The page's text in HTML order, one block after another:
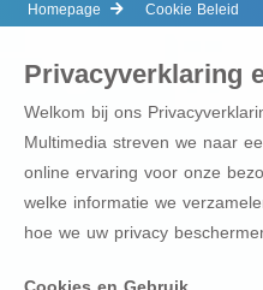
Homepage Cookie Beleid
Privacyverklaring
Welkom bij ons
Multimedia streven we naar
online ervaring voor onze
welke informatie we
hoe we uw privacy